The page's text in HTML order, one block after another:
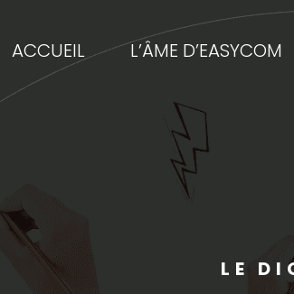
ACCUEIL L’ÂME D’EASYCOM
LE